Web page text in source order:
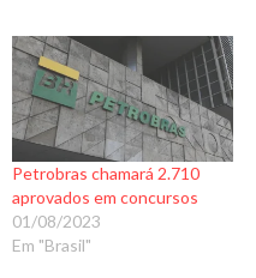
Petrobras chamará 2.710
aprovados em concursos
01/08/2023
Em "Brasil"